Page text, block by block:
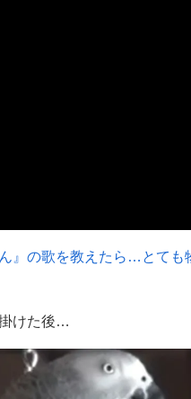
』の歌を教えたら…とても
けた後…